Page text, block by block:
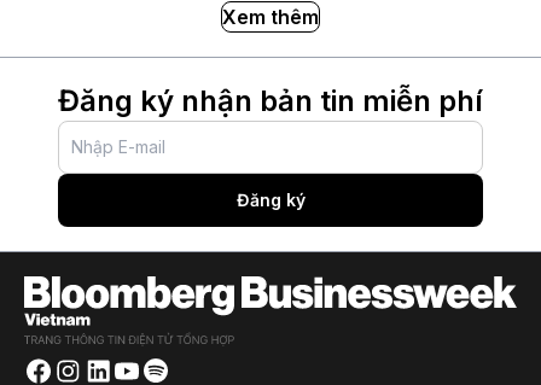
Xem thêm
Đăng ký nhận bản tin miễn phí
Đăng ký